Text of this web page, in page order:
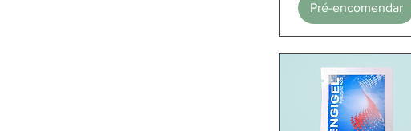
Pré-encomendar